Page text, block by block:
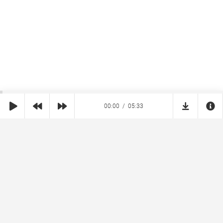
00:00 05:33